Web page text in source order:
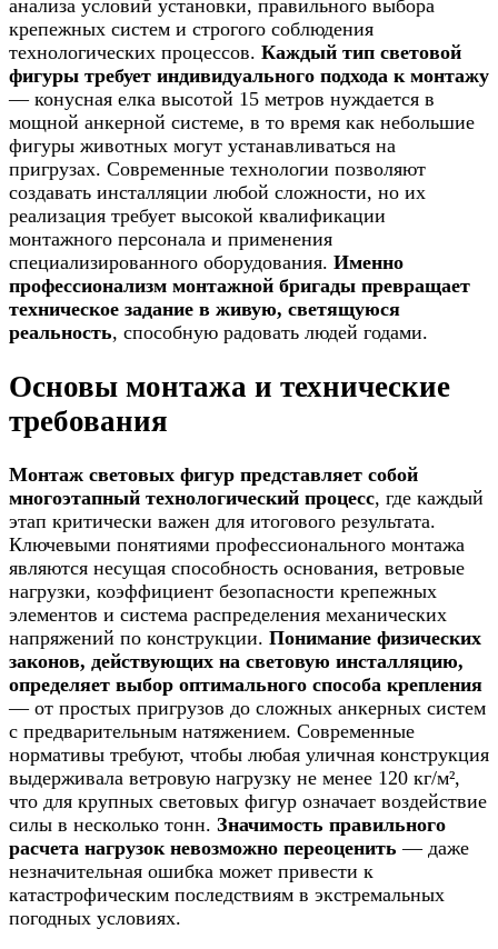
анализа условий установки, правильного выбора
крепежных систем и строгого соблюдения
технологических процессов. Каждый тип световой
фигуры требует индивидуального подхода к монтажу
— конусная елка высотой 15 метров нуждается в
мощной анкерной системе, в то время как небольшие
фигуры животных могут устанавливаться на
пригрузах. Современные технологии позволяют
создавать инсталляции любой сложности, но их
реализация требует высокой квалификации
монтажного персонала и применения
специализированного оборудования. Именно
профессионализм монтажной бригады превращает
техническое задание в живую, светящуюся
реальность, способную радовать людей годами.
Основы монтажа и технические
требования
Монтаж световых фигур представляет собой
многоэтапный технологический процесс, где каждый
этап критически важен для итогового результата.
Ключевыми понятиями профессионального монтажа
являются несущая способность основания, ветровые
нагрузки, коэффициент безопасности крепежных
элементов и система распределения механических
напряжений по конструкции. Понимание физических
законов, действующих на световую инсталляцию,
определяет выбор оптимального способа крепления
— от простых пригрузов до сложных анкерных систем
с предварительным натяжением. Современные
нормативы требуют, чтобы любая уличная конструкция
выдерживала ветровую нагрузку не менее 120 кг/м²,
что для крупных световых фигур означает воздействие
силы в несколько тонн. Значимость правильного
расчета нагрузок невозможно переоценить — даже
незначительная ошибка может привести к
катастрофическим последствиям в экстремальных
погодных условиях.